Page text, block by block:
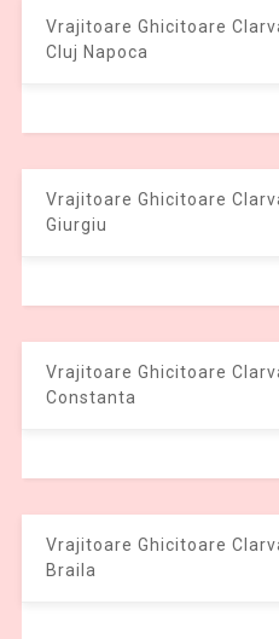
Vrajitoare Ghicitoare
Cluj Napoca
Vrajitoare Ghicitoare
Giurgiu
Vrajitoare Ghicitoare
Constanta
Vrajitoare Ghicitoare
Braila